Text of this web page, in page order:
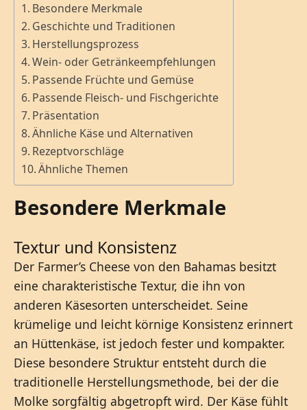
Besondere Merkmale
Geschichte und Traditionen
Herstellungsprozess
Wein- oder Getränkeempfehlungen
Passende Früchte und Gemüse
Passende Fleisch- und Fischgerichte
Präsentation
Ähnliche Käse und Alternativen
Rezeptvorschläge
Ähnliche Themen
Besondere Merkmale
Textur und Konsistenz
Der Farmer’s Cheese von den Bahamas besitzt
eine charakteristische Textur, die ihn von
anderen Käsesorten unterscheidet. Seine
krümelige und leicht körnige Konsistenz erinnert
an Hüttenkäse, ist jedoch fester und kompakter.
Diese besondere Struktur entsteht durch die
traditionelle Herstellungsmethode, bei der die
Molke sorgfältig abgetropft wird. Der Käse fühlt